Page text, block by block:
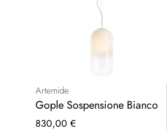
Artemide
Gople Sospensione Bianco
830,00 €